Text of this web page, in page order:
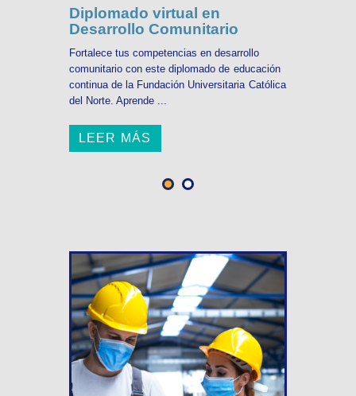
Diplomado virtual en
Desarrollo Comunitario
Fortalece tus competencias en desarrollo
comunitario con este diplomado de educación
continua de la Fundación Universitaria Católica
del Norte. Aprende ...
LEER MÁS